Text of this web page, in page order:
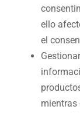
ello
el
mientras